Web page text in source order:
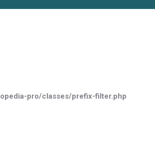
pro/classes/prefix-filter.php